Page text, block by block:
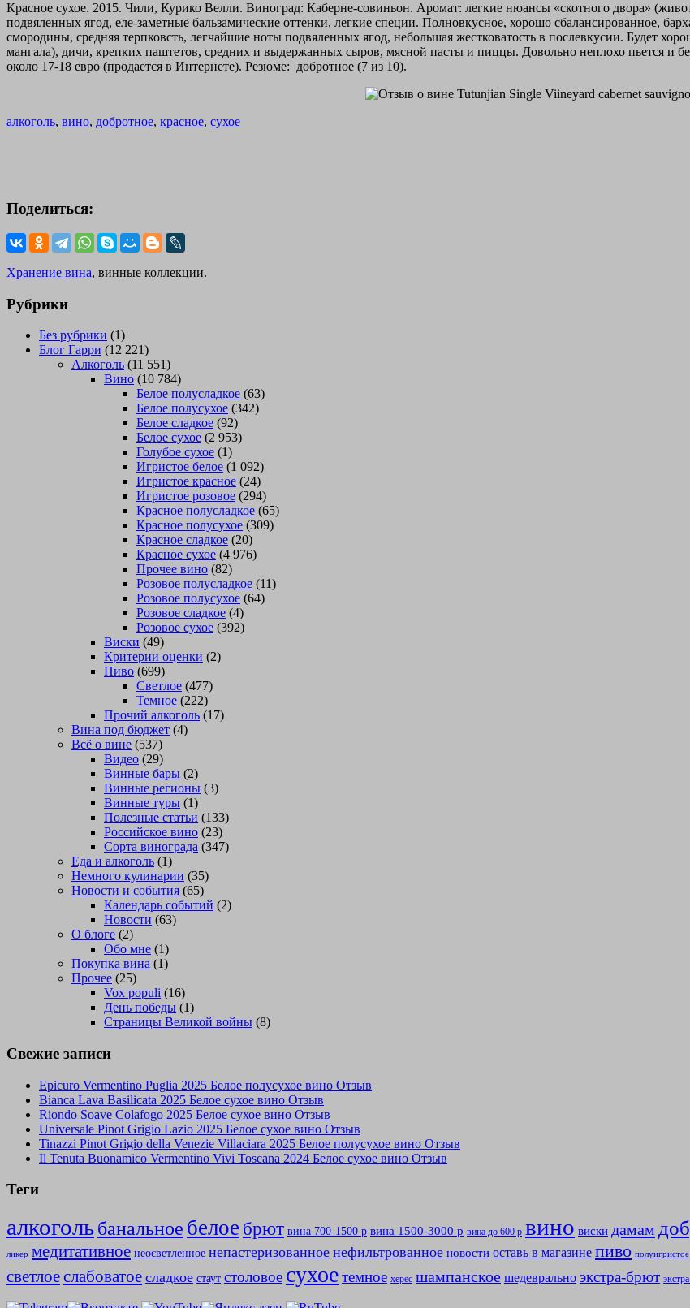
Красное сухое. 2015. Чили, Курико Велли. Виноград: Каберне-совиньон. Аромат: легкие нюансы «скотного двора»
подвяленных ягод, еле-заметные бальзамические оттенки, легкие специи. Полновкусное, хорошо сбалансированное,
смородины, средняя терпковсть, легчайшие ноты подвяленных ягод, небольшая жестковатость в послевкусии. Будет
мангала), дичи, крепких паштетов, средних и выдержанных сыров, мясной пасты и пиццы. Довольно неплохо пьется и
около 17-18 евро (продается в Интернете). Резюме: добротное (7 из 10).
алкоголь, вино, добротное, красное, сухое
Поделиться:
Хранение вина, винные коллекции.
Рубрики
Без рубрики (1)
Блог Гарри (12 221)
Алкоголь (11 551)
Вино (10 784)
Белое полусладкое (63)
Белое полусухое (342)
Белое сладкое (92)
Белое сухое (2 953)
Голубое сухое (1)
Игристое белое (1 092)
Игристое красное (24)
Игристое розовое (294)
Красное полусладкое (65)
Красное полусухое (309)
Красное сладкое (20)
Красное сухое (4 976)
Прочее вино (82)
Розовое полусладкое (11)
Розовое полусухое (64)
Розовое сладкое (4)
Розовое сухое (392)
Виски (49)
Критерии оценки (2)
Пиво (699)
Светлое (477)
Темное (222)
Прочий алкоголь (17)
Вина под бюджет (4)
Всё о вине (537)
Видео (29)
Винные бары (2)
Винные регионы (3)
Винные туры (1)
Полезные статьи (133)
Российское вино (23)
Сорта винограда (347)
Еда и алкоголь (1)
Немного кулинарии (35)
Новости и события (65)
Календарь событий (2)
Новости (63)
О блоге (2)
Обо мне (1)
Покупка вина (1)
Прочее (25)
Vox populi (16)
День победы (1)
Страницы Великой войны (8)
Свежие записи
Epicuro Vermentino Puglia 2025 Белое полусухое вино Отзыв
Bianca Lava Basilicata 2025 Белое сухое вино Отзыв
Riondo Soave Colafogo 2025 Белое сухое вино Отзыв
Universale Pinot Grigio Lazio 2025 Белое сухое вино Отзыв
Tinazzi Pinot Grigio della Venezie Villaciara 2025 Белое полусухое вино Отзыв
Il Tenuta Buonamico Vermentino Vivi Toscana 2024 Белое сухое вино Отзыв
Теги
алкогольбанальное белое брют вина 700-1500 р вина 1500-3000 р вина до 600 р вино виски дамам
ликер медитативное неосветленное непастеризованное нефильтрованное новости оставь в магазине пиво полуигристое
светлоеслабоватое сладкое стаут столовое сухоетемное херес шампанское шедеврально экстра-брют